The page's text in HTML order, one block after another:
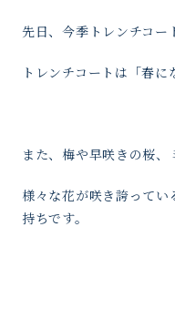
先日、今季トレンチコー
トレンチコートは「春に
また、梅や早咲きの桜、
様々な花が咲き誇って
持ちです。